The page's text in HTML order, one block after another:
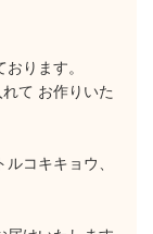
ります。
て お作りいた
コキキョウ、